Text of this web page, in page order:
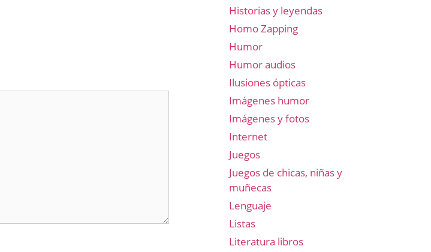
Historias y leyendas
Homo Zapping
Humor
Humor audios
Ilusiones ópticas
Imágenes humor
Imágenes y fotos
Internet
Juegos
Juegos de chicas, niñas y
muñecas
Lenguaje
Listas
Literatura libros